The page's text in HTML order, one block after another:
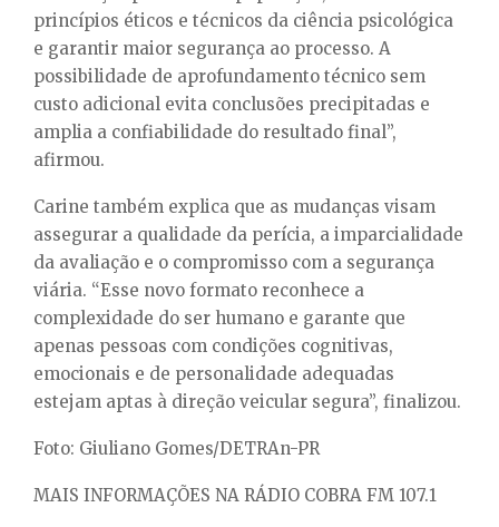
princípios éticos e técnicos da ciência psicológica
e garantir maior segurança ao processo. A
possibilidade de aprofundamento técnico sem
custo adicional evita conclusões precipitadas e
amplia a confiabilidade do resultado final”,
afirmou.
Carine também explica que as mudanças visam
assegurar a qualidade da perícia, a imparcialidade
da avaliação e o compromisso com a segurança
viária. “Esse novo formato reconhece a
complexidade do ser humano e garante que
apenas pessoas com condições cognitivas,
emocionais e de personalidade adequadas
estejam aptas à direção veicular segura”, finalizou.
Foto: Giuliano Gomes/DETRAn-PR
MAIS INFORMAÇÕES NA RÁDIO COBRA FM 107.1